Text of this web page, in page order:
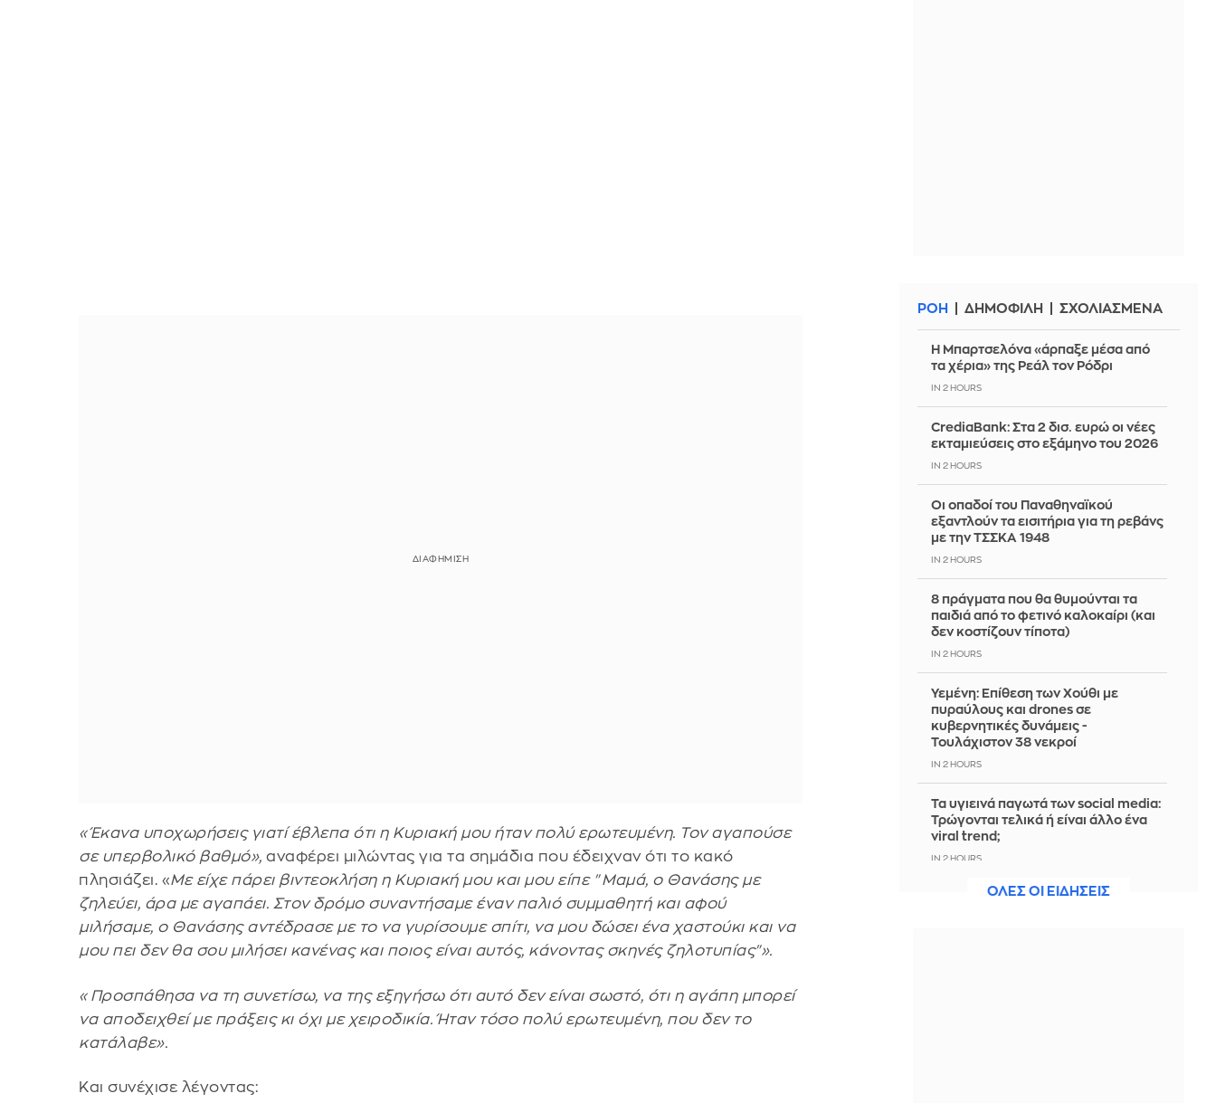
«Έκανα υποχωρήσεις γιατί έβλεπα ότι η Κυριακή μου ήταν πολύ ερωτευμένη. Τον αγαπούσε
σε υπερβολικό βαθμό»,αναφέρει μιλώντας για τα σημάδια που έδειχναν ότι το κακό
πλησιάζει. «Με είχε πάρει βιντεοκλήση η Κυριακή μου και μου είπε "Μαμά, ο Θανάσης με
ζηλεύει, άρα με αγαπάει. Στον δρόμο συναντήσαμε έναν παλιό συμμαθητή και αφού
μιλήσαμε, ο Θανάσης αντέδρασε με το να γυρίσουμε σπίτι, να μου δώσει ένα χαστούκι και να
μου πει δεν θα σου μιλήσει κανένας και ποιος είναι αυτός, κάνοντας σκηνές ζηλοτυπίας"».
«Προσπάθησα να τη συνετίσω, να της εξηγήσω ότι αυτό δεν είναι σωστό, ότι η αγάπη μπορεί
να αποδειχθεί με πράξεις κι όχι με χειροδικία. Ήταν τόσο πολύ ερωτευμένη, που δεν το
κατάλαβε».
Και συνέχισε λέγοντας:
ΡΟΗ ΔΗΜΟΦΙΛΗ ΣΧΟΛΙΑΣΜΕΝΑ
Η Μπαρτσελόνα «άρπαξε μέσα από
τα χέρια» της Ρεάλ τον Ρόδρι
IN 2 HOURS
CrediaBank: Στα 2 δισ. ευρώ οι νέες
εκταμιεύσεις στο εξάμηνο του 2026
IN 2 HOURS
Οι οπαδοί του Παναθηναϊκού
εξαντλούν τα εισιτήρια για τη ρεβάνς
με την ΤΣΣΚΑ 1948
IN 2 HOURS
8 πράγματα που θα θυμούνται τα
παιδιά από το φετινό καλοκαίρι (και
δεν κοστίζουν τίποτα)
IN 2 HOURS
Υεμένη: Επίθεση των Χούθι με
πυραύλους και drones σε
κυβερνητικές δυνάμεις -
Τουλάχιστον 38 νεκροί
IN 2 HOURS
Τα υγιεινά παγωτά των social media:
Τρώγονται τελικά ή είναι άλλο ένα
viral trend;
IN 2 HOURS
ΕΛΑΣ: «Βιομηχανία κοροϊδίας από
ΟΛΕΣ ΟΙ ΕΙΔΗΣΕΙΣ